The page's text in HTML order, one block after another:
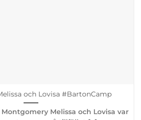
och Lovisa #BartonCamp
Melissa och Lovisa var